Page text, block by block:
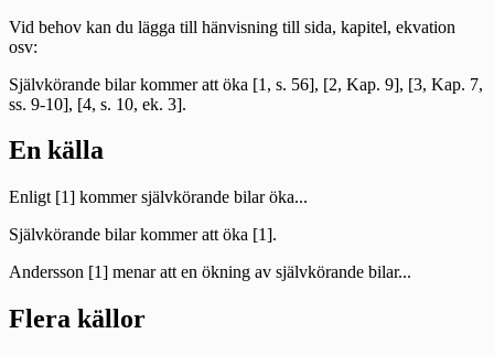
Vid behov kan du lägga till hänvisning till sida, kapitel, ekvation
osv:
Självkörande bilar kommer att öka [1, s. 56], [2, Kap. 9], [3, Kap. 7,
ss. 9-10], [4, s. 10, ek. 3].
En källa
Enligt [1] kommer självkörande bilar öka...
Självkörande bilar kommer att öka [1].
Andersson [1] menar att en ökning av självkörande bilar...
Flera källor